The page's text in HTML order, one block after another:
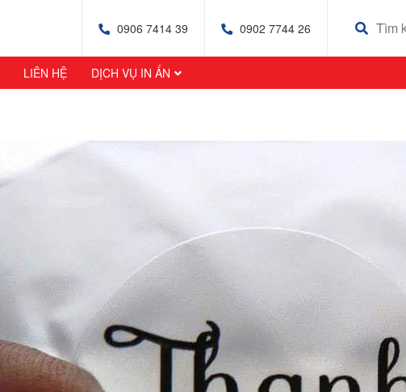
0902 7744 26
0906 7414 39
LIÊN HỆ DỊCH VỤ IN ẤN